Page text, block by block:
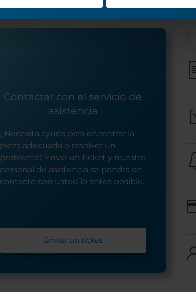
Contactar con el servicio de
asistencia
¿Necesita ayuda para encontrar la
pieza adecuada o resolver un
problema? Envíe un ticket y nuestro
personal de asistencia se pondrá en
contacto con usted lo antes posible.
Enviar un ticket